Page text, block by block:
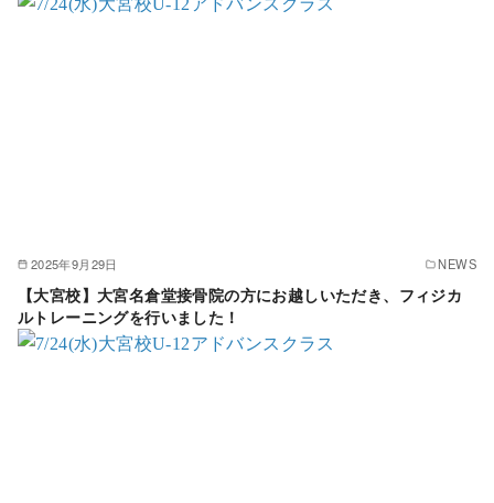
2025年9月29日 NEWS
【大宮校】大宮名倉堂接骨院の方にお越しいただき、フィジカ
ルトレーニングを行いました！